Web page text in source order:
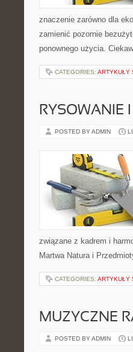
znaczenie zarówno dla
zamienić pozornie
ponownego użycia.
CATEGORIES: ARTYKUŁY
RYSOWANIE
POSTED BY ADMIN
związane z kadrem i
Martwa Natura i
CATEGORIES: ARTYKUŁY
MUZYCZNE
POSTED BY ADMIN